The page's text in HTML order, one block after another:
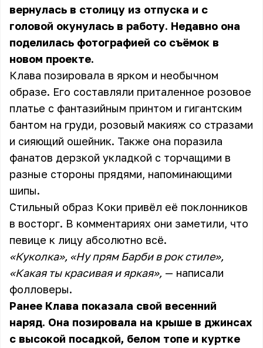
вернулась в столицу из отпуска и с
головой окунулась в работу. Недавно она
поделилась фотографией со съёмок в
новом проекте.
Клава позировала в ярком и необычном
образе. Его составляли приталенное розовое
платье с фантазийным принтом и гигантским
бантом на груди, розовый макияж со стразами
и сияющий ошейник. Также она поразила
фанатов дерзкой укладкой с торчащими в
разные стороны прядями, напоминающими
шипы.
Стильный образ Коки привёл её поклонников
в восторг. В комментариях они заметили, что
певице к лицу абсолютно всё.
«Куколка», «Ну прям Барби в рок стиле»,
«Какая ты красивая и яркая», — написали
фолловеры.
Ранее Клава показала свой весенний
наряд. Она позировала на крыше в джинсах
с высокой посадкой, белом топе и куртке